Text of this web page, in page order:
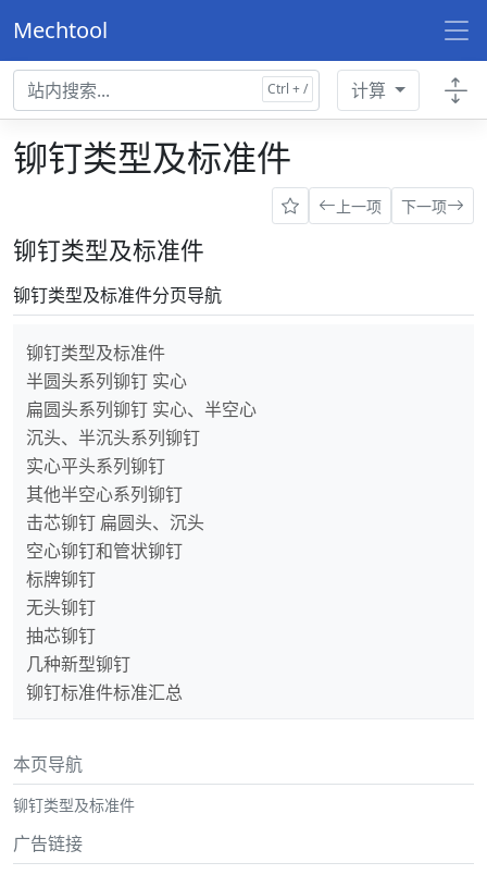
Mechtool
计算
铆钉类型及标准件
上一项 下一项
铆钉类型及标准件
铆钉类型及标准件分页导航
铆钉类型及标准件
半圆头系列铆钉 实心
扁圆头系列铆钉 实心、半空心
沉头、半沉头系列铆钉
实心平头系列铆钉
其他半空心系列铆钉
击芯铆钉 扁圆头、沉头
空心铆钉和管状铆钉
标牌铆钉
无头铆钉
抽芯铆钉
几种新型铆钉
铆钉标准件标准汇总
本页导航
铆钉类型及标准件
广告链接